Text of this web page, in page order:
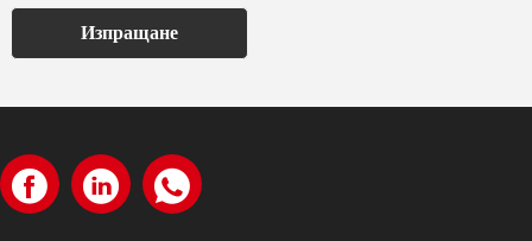
Изпращане